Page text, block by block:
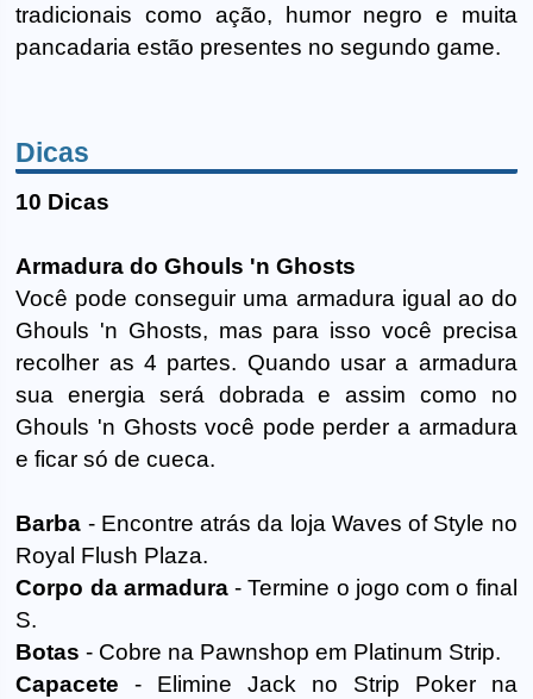
tradicionais como ação, humor negro e muita
pancadaria estão presentes no segundo game.
Dicas
10 Dicas
Armadura do Ghouls 'n Ghosts
Você pode conseguir uma armadura igual ao do
Ghouls 'n Ghosts, mas para isso você precisa
recolher as 4 partes. Quando usar a armadura
sua energia será dobrada e assim como no
Ghouls 'n Ghosts você pode perder a armadura
e ficar só de cueca.
Barba - Encontre atrás da loja Waves of Style no
Royal Flush Plaza.
Corpo da armadura- Termine o jogo com o final
S.
Botas - Cobre na Pawnshop em Platinum Strip.
Capacete - Elimine Jack no Strip Poker na